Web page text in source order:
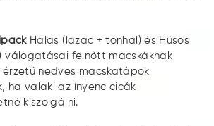
Halas (lazac + tonhal) és Húsos
válogatásai felnőtt macskáknak
érzetű nedves macskatápok
ha valaki az ínyenc cicák
kiszolgálni.